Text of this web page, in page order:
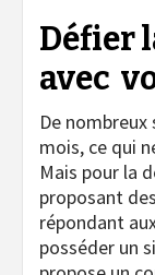
Défier
avec
De
mois, ce qui
Mais pour la
proposant
répondant
posséder un